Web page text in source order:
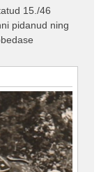
15./46
pidanud ning